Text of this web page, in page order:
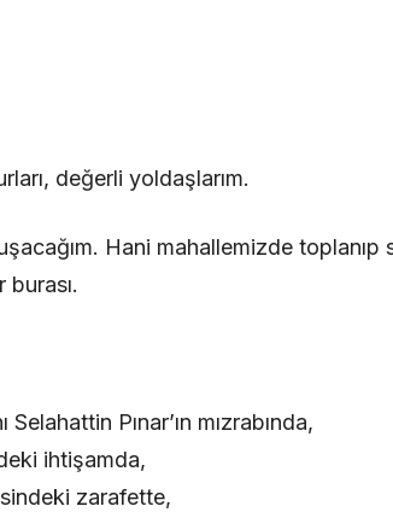
değerli yoldaşlarım.
Hani mahallemizde
Selahattin Pınar’ın mızrabında,
ihtişamda,
zarafette,